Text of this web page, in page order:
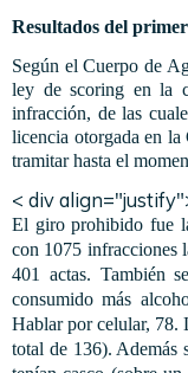
Resultados del
Según el Cuerpo de
ley de scoring en la
infracción, de las
licencia otorgada en
tramitar hasta el
< div
El giro prohibido fue
con 1075 infracciones
401 actas. También
consumido más
Hablar por celular, 78.
total de 136). Además